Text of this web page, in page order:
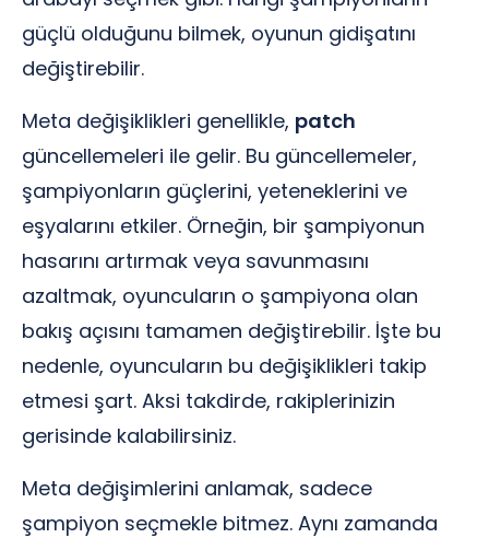
güçlü olduğunu bilmek, oyunun gidişatını
değiştirebilir.
Meta değişiklikleri genellikle, patch
güncellemeleri ile gelir. Bu güncellemeler,
şampiyonların güçlerini, yeteneklerini ve
eşyalarını etkiler. Örneğin, bir şampiyonun
hasarını artırmak veya savunmasını
azaltmak, oyuncuların o şampiyona olan
bakış açısını tamamen değiştirebilir. İşte bu
nedenle, oyuncuların bu değişiklikleri takip
etmesi şart. Aksi takdirde, rakiplerinizin
gerisinde kalabilirsiniz.
Meta değişimlerini anlamak, sadece
şampiyon seçmekle bitmez. Aynı zamanda